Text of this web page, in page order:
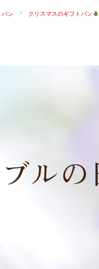
パン クリスマスのギフトパン